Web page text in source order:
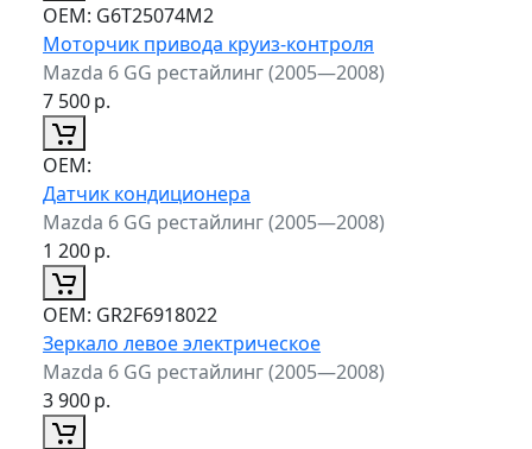
ОЕМ: G6T25074M2
Моторчик привода круиз-контроля
Mazda 6 GG рестайлинг (2005—2008)
7 500р.
ОЕМ:
Датчик кондиционера
Mazda 6 GG рестайлинг (2005—2008)
1 200р.
ОЕМ: GR2F6918022
Зеркало левое электрическое
Mazda 6 GG рестайлинг (2005—2008)
3 900р.